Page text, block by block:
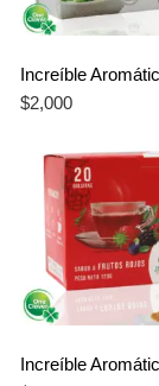
$2,000